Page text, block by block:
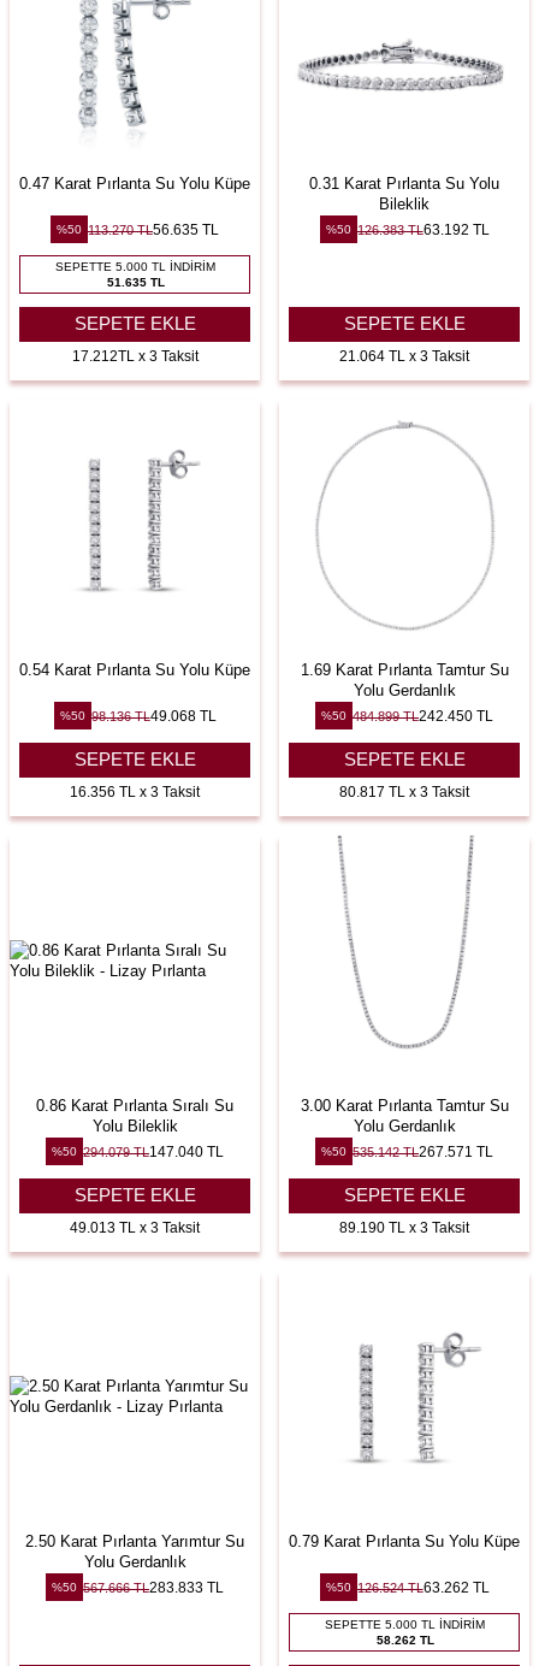
0.47 Karat Pırlanta Su Yolu Küpe
%50 113.270TL56.635 TL
SEPETTE 5.000 TL İNDIRIM
51.635 TL
SEPETE EKLE
17.212TL x 3 Taksit
0.31 Karat Pırlanta Su Yolu
Bileklik
%50 126.383TL63.192 TL
SEPETE EKLE
21.064 TL x 3 Taksit
0.54 Karat Pırlanta Su Yolu Küpe
%50 98.136TL49.068TL
SEPETE EKLE
16.356 TL x 3 Taksit
1.69 Karat Pırlanta Tamtur Su
Yolu Gerdanlık
%50 484.899TL242.450 TL
SEPETE EKLE
80.817 TL x 3 Taksit
0.86 Karat Pırlanta Sıralı Su
Yolu Bileklik
%50 294.079TL147.040 TL
SEPETE EKLE
49.013 TL x 3 Taksit
3.00 Karat Pırlanta Tamtur Su
Yolu Gerdanlık
%50 535.142TL267.571 TL
SEPETE EKLE
89.190 TL x 3 Taksit
2.50 Karat Pırlanta Yarımtur Su
Yolu Gerdanlık
%50 567.666TL283.833 TL
0.79 Karat Pırlanta Su Yolu Küpe
%50 126.524TL63.262 TL
SEPETTE 5.000 TL İNDIRIM
58.262 TL